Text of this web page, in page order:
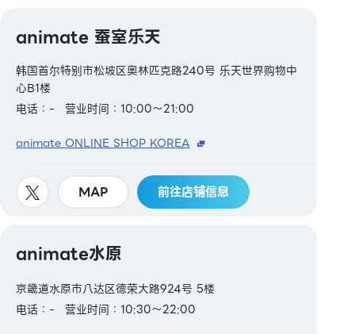
animate 蚕室乐天
韩国首尔特别市松坡区奥林匹克路240号 乐天世界购物中
心B1楼
电话：-
营业时间：10:00～21:00
animate ONLINE SHOP KOREA
MAP 前往店铺信息
animate水原
京畿道水原市八达区德荣大路924号 5楼
电话：-
营业时间：10:30～22:00